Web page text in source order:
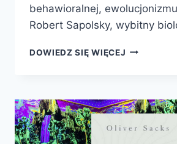
behawioralnej,
Robert Sapolsky, wybitny
DOWIEDZ SIĘ WIĘCEJ MAŁPIE